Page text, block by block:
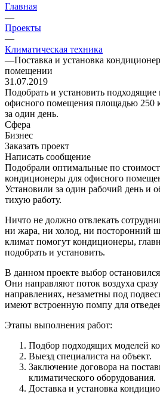
Главная
—
Проекты
—
Климатическая техника
—Поставка и установка
помещении
31.07.2019
Подобрать и установить
офисного помещения площадью 250
за один день.
Сфера
Бизнес
Заказать проект
Написать сообщение
Подобрали оптимальные по
кондиционеры для офисного
Установили за один рабочий день и
тихую работу.
Ничто не должно отвлекать
ни жара, ни холод, ни посторонний
климат помогут кондиционеры,
подобрать и установить.
В данном проекте выбор
Они направляют поток воздуха
направлениях, незаметны под
имеют встроенную помпу для
Этапы выполнения работ:
Подбор подходящих моделей
Выезд специалиста на объект.
Заключение договора на
климатического оборудования.
Доставка и установка